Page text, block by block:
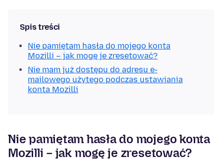
Spis treści
Nie pamiętam hasła do mojego konta
Mozilli – jak mogę je zresetować?
Nie mam już dostępu do adresu e-
mailowego użytego podczas ustawiania
konta Mozilli
Nie pamiętam hasła do mojego konta
Mozilli – jak mogę je zresetować?